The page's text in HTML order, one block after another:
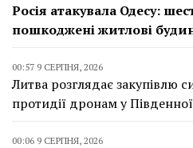
Росія атакувала Одесу:
пошкоджені житлові
00:57 9 СЕРПНЯ, 2026
Литва розглядає закупівлю
протидії дронам у
00:06 9 СЕРПНЯ, 2026